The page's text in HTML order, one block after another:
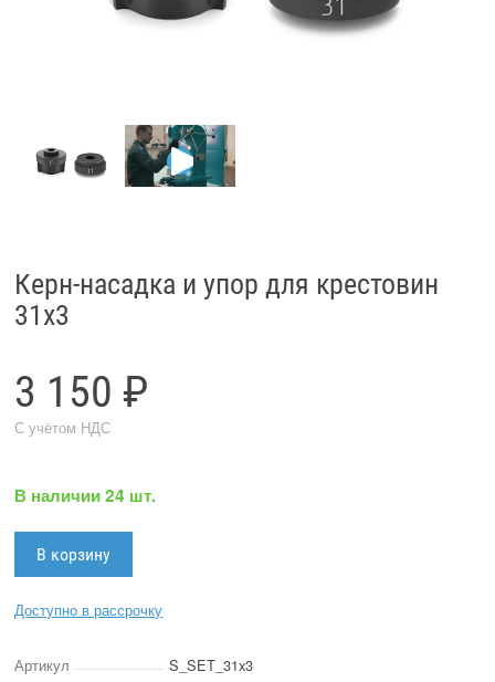
Керн-насадка и упор для крестовин
31x3
3 150 ₽
С учётом НДС
В наличии 24 шт.
Доступно в рассрочку
Артикул
S_SET_31x3